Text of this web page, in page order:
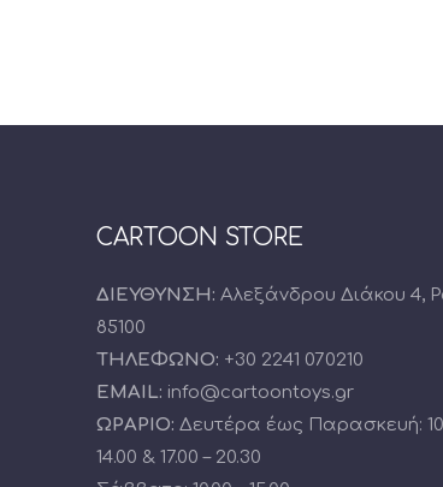
CARTOON STORE
ΔΙΕΥΘΥΝΣΗ: Αλεξάνδρου Διάκου 4,
85100
ΤΗΛΕΦΩΝΟ: +30 2241 070210
EMAIL: info@cartoontoys.gr
ΩΡΑΡΙΟ: Δευτέρα έως Παρασκευή:
14.00 & 17.00 – 20.30